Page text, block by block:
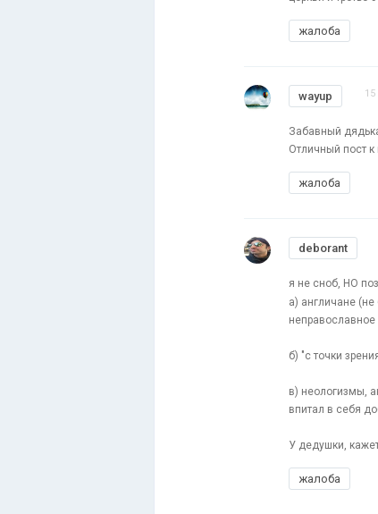
жалоба
wayup
Забавный
Отличный пост к
жалоба
deborant
я не сноб, НО
а) англичане
б) "с точки
в) неологизмы,
впитал в себя
У дедушки,
жалоба